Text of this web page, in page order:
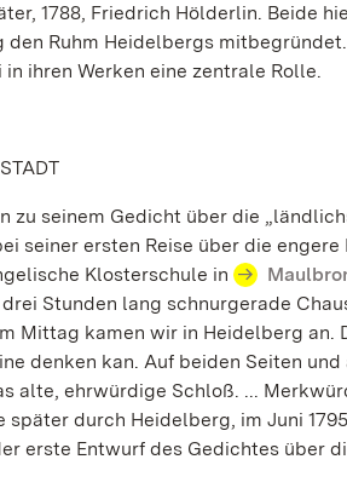
1788, Friedrich Hölderlin. Beide
Ruhm Heidelbergs
ihren Werken eine zentrale Rolle.
seinem Gedicht über die
seiner ersten Reise über die engere
Klosterschule in
Stunden lang schnurgerade
Mittag kamen wir in Heidelberg an.
denken kan. Auf beiden Seiten
alte, ehrwürdige Schloß. ...
durch Heidelberg, im Juni
erste Entwurf des Gedichtes über